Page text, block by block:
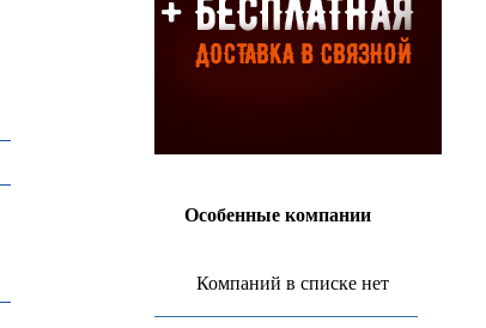
Особенные компании
Компаний в списке нет